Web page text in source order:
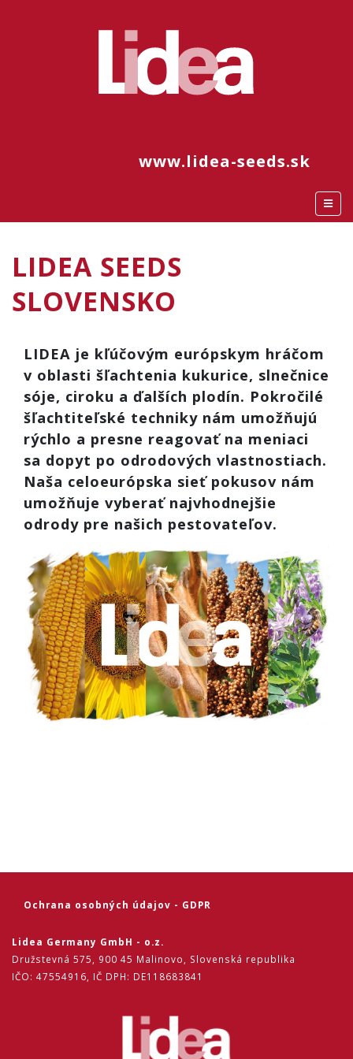
www.lidea-seeds.sk
LIDEA SEEDS
SLOVENSKO
LIDEA je kľúčovým európskym hráčom
v oblasti šľachtenia kukurice, slnečnice
sóje, ciroku a ďalších plodín. Pokročilé
šľachtiteľské techniky nám umožňujú
rýchlo a presne reagovať na meniaci
sa dopyt po odrodových vlastnostiach.
Naša celoeurópska sieť pokusov nám
umožňuje vyberať najvhodnejšie
odrody pre našich pestovateľov.
Ochrana osobných údajov - GDPR
Lidea Germany GmbH - o.z.
Družstevná 575, 900 45 Malinovo, Slovenská republika
IČO: 47554916, IČ DPH: DE118683841